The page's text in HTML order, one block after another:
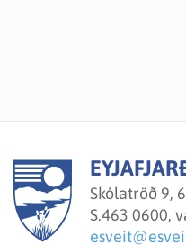
Skólatröð 9,
S.463 0600,